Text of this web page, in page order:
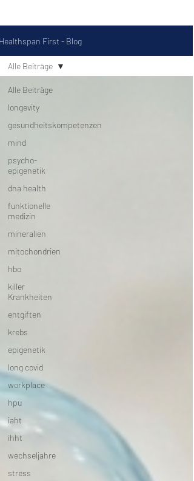
First - Blog
Alle Beiträge
longevity
gesundheitskompetenzen
mind
psycho-
epigenetik
dna health
funktionelle
medizin
mineralien
mitochondrien
hbo
killer
Krankheiten
entgiften
krebs
epigenetik
long covid
workplace
hpu
iaht
ihht
wechseljahre
stress
Alle Beiträge